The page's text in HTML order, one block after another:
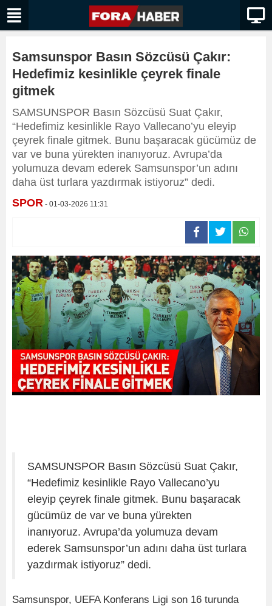
Samsunspor Basın Sözcüsü Çakır:
Hedefimiz kesinlikle çeyrek finale
gitmek
SAMSUNSPOR Basın Sözcüsü Suat Çakır,
“Hedefimiz kesinlikle Rayo Vallecano’yu eleyip
çeyrek finale gitmek. Bunu başaracak gücümüz de
var ve buna yürekten inanıyoruz. Avrupa’da
yolumuza devam ederek Samsunspor’un adını
daha üst turlara yazdırmak istiyoruz” dedi.
SPOR - 01-03-2026 11:31
SAMSUNSPOR Basın Sözcüsü Suat Çakır,
“Hedefimiz kesinlikle Rayo Vallecano’yu
eleyip çeyrek finale gitmek. Bunu başaracak
gücümüz de var ve buna yürekten
inanıyoruz. Avrupa’da yolumuza devam
ederek Samsunspor’un adını daha üst turlara
yazdırmak istiyoruz” dedi.
Samsunspor, UEFA Konferans Ligi son 16 turunda